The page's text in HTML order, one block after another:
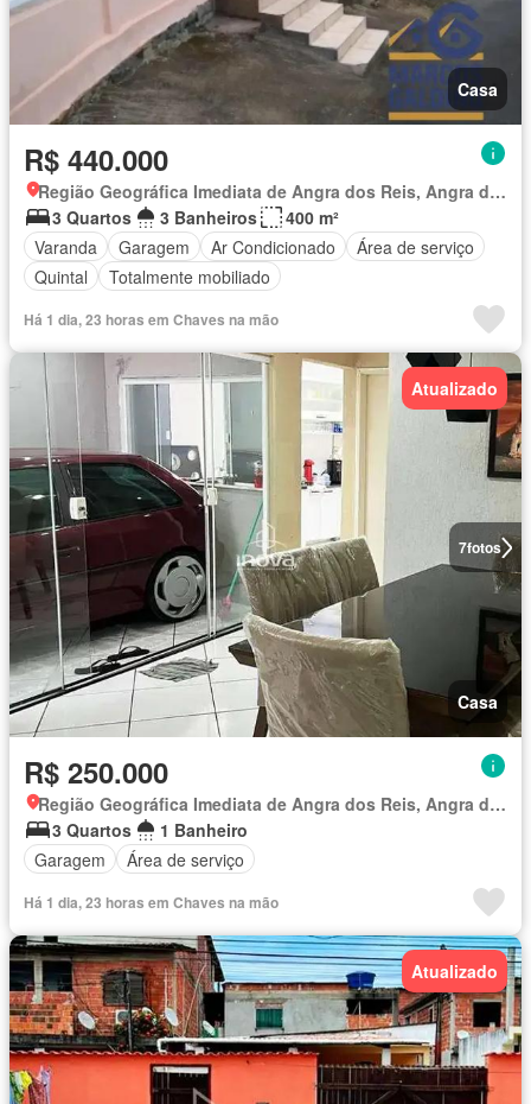
Casa
R$ 440.000
Região Geográfica Imediata de Angra dos Reis, Angra dos Reis
3 Quartos
3 Banheiros
400 m²
Varanda
Garagem Ar Condicionado
Área de serviço
Quintal
Totalmente mobiliado
Há 1 dia, 23 horas em Chaves na mão
7fotos
Atualizado
Casa
R$ 250.000
Região Geográfica Imediata de Angra dos Reis, Angra dos Reis
3 Quartos
1 Banheiro
Garagem
Área de serviço
Há 1 dia, 23 horas em Chaves na mão
Atualizado